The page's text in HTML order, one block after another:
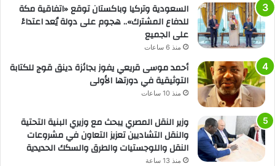
السعودية وتركيا وباكستان توقع «اتفاقية مكة
للدفاع المشترك».. هجوم على دولة يُعد اعتداءً
على الجميع
منذ 6 ساعات
أحمد موسى قريعي يفوز بجائزة دينق قوج للكتابة
التوثيقية في دورتها الأولى
منذ 10 ساعات
وزير النقل المصري يبحث مع وزيري البنية التحتية
والنقل التشاديين تعزيز التعاون في مشروعات
النقل واللوجستيات والطرق والسكك الحديدية
منذ 13 ساعة